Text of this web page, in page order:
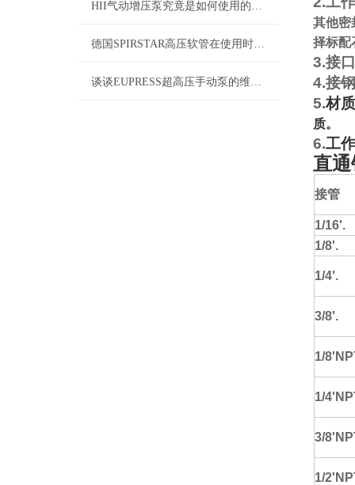
HII气动增压泵究竟是如何使用的呢？
德国SPIRSTAR高压软管在使用时的事项是很重要的
谈谈EUPRESS超高压手动泵的维护和工作原理
其他密
择标配
3.接
4.接
5.材
质。
6.工
直
接管
1/16'.
1/8'.
1/4'.
3/8'.
1/
1/
3/
1/